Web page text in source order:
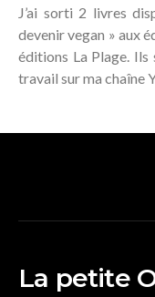
J’ai sorti 2 livres
devenir vegan » aux
éditions La Plage. Ils
travail sur ma chaîne
La petite